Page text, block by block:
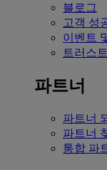
블로그
고객 성
이벤트
트러스
파트너
파트너
파트너
통합 파